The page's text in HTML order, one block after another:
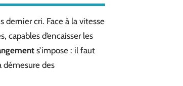
cri. Face à la vitesse
capables d’encaisser les
s’impose : il faut
démesure des